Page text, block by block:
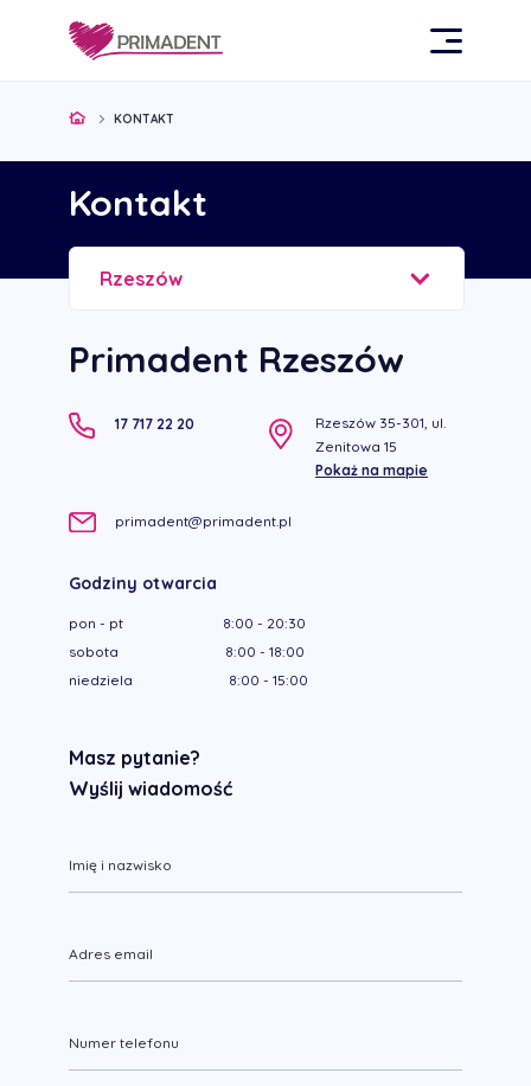
KONTAKT
Kontakt
Rzeszów
Primadent Rzeszów
17 717 22 20
Rzeszów 35-301, ul.
Zenitowa 15
Pokaż na mapie
primadent@primadent.pl
Godziny otwarcia
pon - pt 8:00 - 20:30
sobota 8:00 - 18:00
niedziela 8:00 - 15:00
Masz pytanie?
Wyślij wiadomość
Imię i nazwisko
Adres email
Numer telefonu